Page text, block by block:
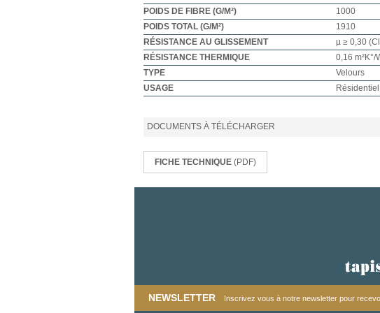
POIDS DE FIBRE (G/M²)
1000
POIDS TOTAL (G/M²)
1910
RÉSISTANCE AU GLISSEMENT
µ ≥ 0,30
RÉSISTANCE THERMIQUE
0,16 m²K°/
TYPE
Velours
USAGE
Résidentiel
DOCUMENTS À TÉLÉCHARGER
FICHE TECHNIQUE (PDF)
NEWSLETTER Inscrivez vous à notre newsletter pour